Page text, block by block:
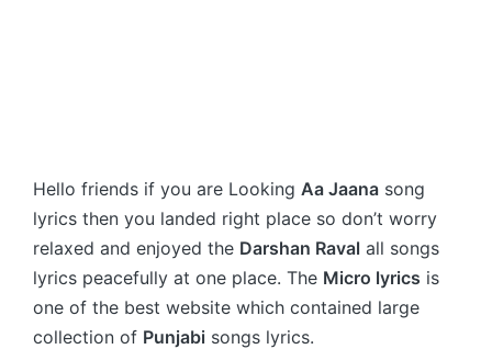
Hello friends if you are Looking Aa Jaana song
lyrics then you landed right place so don’t worry
relaxed and enjoyed the Darshan Raval all songs
lyrics peacefully at one place. The Micro lyrics is
one of the best website which contained large
collection of Punjabi songs lyrics.